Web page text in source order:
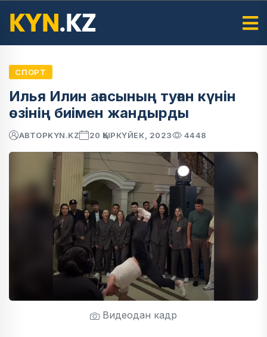
СПОРТ
Илья Илин ағасының туған күнін
өзінің биімен жандырды
АВТОРKYN.KZ 20 ҚЫРКҮЙЕК, 2023 4448
Видеодан кадр